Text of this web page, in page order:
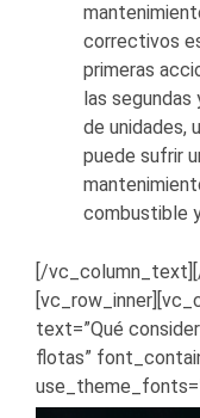
correctivos
primeras
las segundas
de unidades,
puede sufrir
combustible
[/
text=”Qué
flotas”